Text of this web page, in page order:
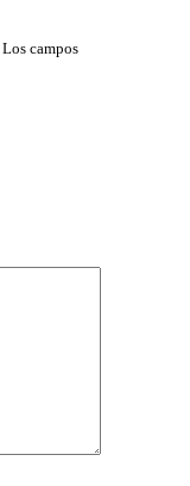
Los campos